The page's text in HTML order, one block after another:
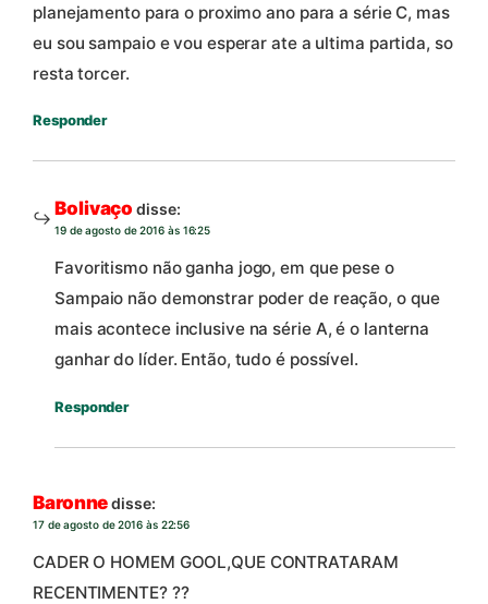
planejamento para o proximo ano para a série C, mas
eu sou sampaio e vou esperar ate a ultima partida, so
resta torcer.
Responder
Bolivaço disse:
19 de agosto de 2016 às 16:25
Favoritismo não ganha jogo, em que pese o
Sampaio não demonstrar poder de reação, o que
mais acontece inclusive na série A, é o lanterna
ganhar do líder. Então, tudo é possível.
Responder
Baronnedisse:
17 de agosto de 2016 às 22:56
CADER O HOMEM GOOL,QUE CONTRATARAM
RECENTIMENTE? ??